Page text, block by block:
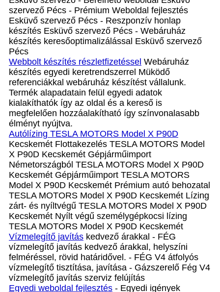
szervező Pécs - Prémium Weboldal fejlesztés‎
Esküvő szervező Pécs - Reszponzív honlap
készítés Esküvő szervező Pécs - Webáruház
készítés keresőoptimalizálással Esküvő szervező
Pécs
Webbolt készítés részletfizetéssel Webáruház
készítés egyedi keretrendszerrel Müködő
referenciákkal webáruház készítést vállalunk.
Termék alapadatain felül egyedi adatok
kialakíthatók így az oldal és a kereső is
megfelelően hozzáalakítható így színvonalasabb
élményt nyújtva.
Autólízing TESLA MOTORS Model X P90D
Kecskemét Flottakezelés TESLA MOTORS Model
X P90D Kecskemét Gépjárműimport
Németországból TESLA MOTORS Model X P90D
Kecskemét Gépjárműimport TESLA MOTORS
Model X P90D Kecskemét Prémium autó behozatal
TESLA MOTORS Model X P90D Kecskemét Lízing
zárt- és nyíltvégű TESLA MOTORS Model X P90D
Kecskemét Nyílt végű személygépkocsi lízing
TESLA MOTORS Model X P90D Kecskemét
Vízmelegítő javítás kedvező árakkal - FÉG
vízmelegítő javítás kedvező árakkal, helyszíni
felméréssel, rövid határidővel. - FÉG V4 átfolyós
vízmelegítő tisztítása, javítása - Gázszerelő Fég V4
vízmelegítő javítás szerviz felújítás
Egyedi weboldal fejlesztés - Egyedi igények